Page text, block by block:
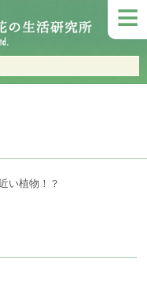
≡
い植物！？